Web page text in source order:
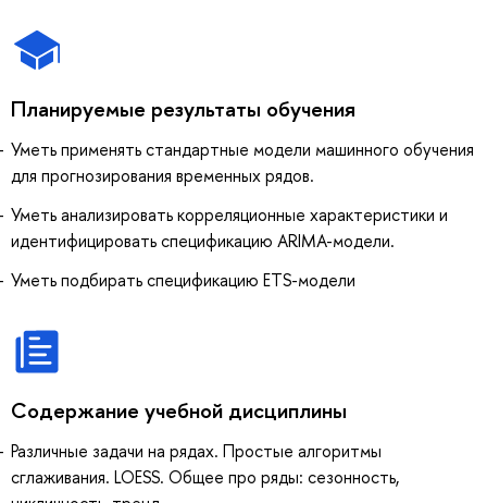
Планируемые результаты обучения
Уметь применять стандартные модели машинного обучения
для прогнозирования временных рядов.
Уметь анализировать корреляционные характеристики и
идентифицировать спецификацию ARIMA-модели.
Уметь подбирать спецификацию ETS-модели
Содержание учебной дисциплины
Различные задачи на рядах. Простые алгоритмы
сглаживания. LOESS. Общее про ряды: сезонность,